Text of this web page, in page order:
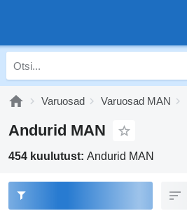
Varuosad Varuosad MAN
Andurid MAN
454 kuulutust: Andurid MAN